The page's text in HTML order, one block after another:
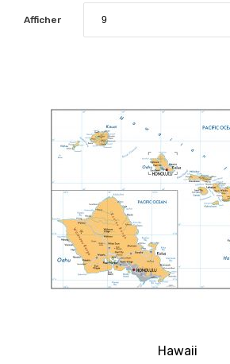
Afficher
Hawaii